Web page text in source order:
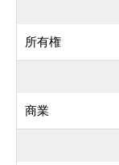
所有権
商業